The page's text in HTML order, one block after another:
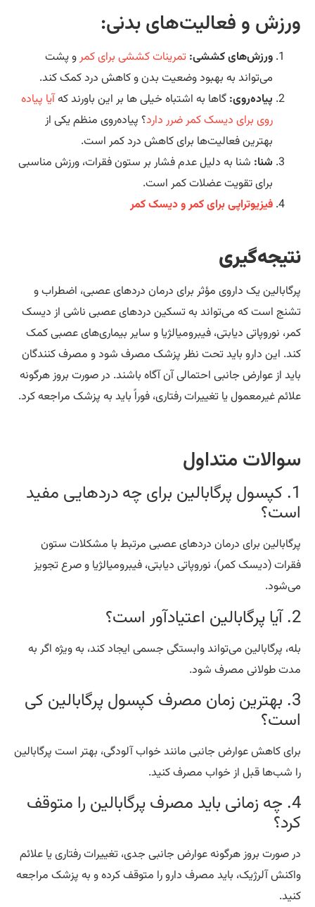
و فعالیت‌های بدنی:
ورزش‌های کششی:تمرینات کششی برای کمرو پشت
می‌تواند به بهبود وضعیت بدن و کاهش درد کمک کند.
پیاده‌روی:گاها به اشتباه خیلی ها بر این باورند کهآیا پیاده
روی برای دیسک کمر ضرر دارد؟ پیاده‌روی منظم یکی از
بهترین فعالیت‌ها برای کاهش درد کمر است.
شنا: شنا به دلیل عدم فشار بر ستون فقرات، ورزش مناسبی
برای تقویت عضلات کمر است.
فیزیوتراپی برای کمر و دیسک کمر
یک داروی مؤثر برای درمان دردهای عصبی، اضطراب و
است که می‌تواند به تسکین دردهای عصبی ناشی از دیسک
نوروپاتی دیابتی، فیبرومیالژیا و سایر بیماری‌های عصبی کمک
این دارو باید تحت نظر پزشک مصرف شود و مصرف کنندگان
از عوارض جانبی احتمالی آن آگاه باشند. در صورت بروز هرگونه
غیرمعمول یا تغییرات رفتاری، فوراً باید به پزشک مراجعه کرد.
متداول
1. کپسول پرگابالین برای چه دردهایی مفید
برای درمان دردهای عصبی مرتبط با مشکلات ستون
(دیسک کمر)، نوروپاتی دیابتی، فیبرومیالژیا و صرع تجویز
پرگابالین می‌تواند وابستگی جسمی ایجاد کند، به ویژه اگر به
طولانی مصرف شود.
3. بهترین زمان مصرف کپسول پرگابالین کی
کاهش عوارض جانبی مانند خواب آلودگی، بهتر است پرگابالین
شب‌ها قبل از خواب مصرف کنید.
4. چه زمانی باید مصرف پرگابالین را متوقف
صورت بروز هرگونه عوارض جانبی جدی، تغییرات رفتاری یا علائم
آلرژیک، باید مصرف دارو را متوقف کرده و به پزشک مراجعه